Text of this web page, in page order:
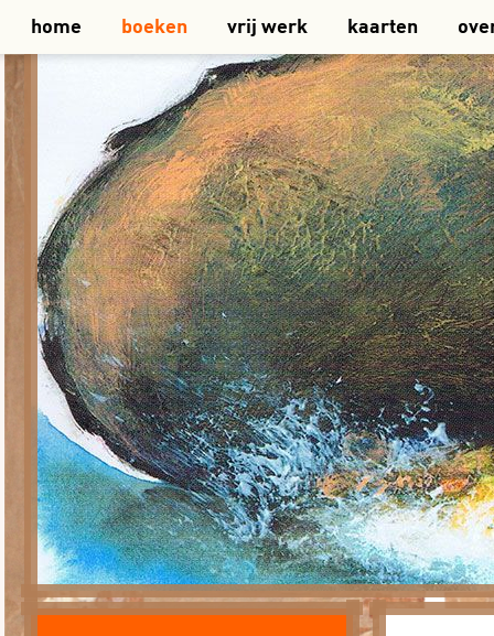
home boeken vrij werk kaarten